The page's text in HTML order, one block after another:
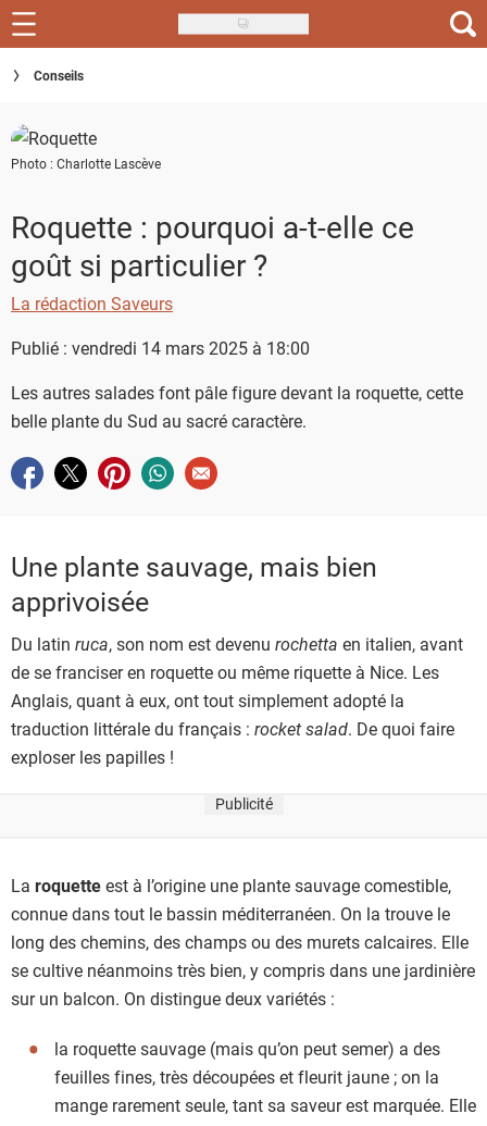
Skip
to
main
Recettes
Inspirations
Conseils
Menu de la semaine
Actus
Téléchargez l'app Saveurs Recettes
Index des recettes
Conseils
Photo : Charlotte Lascève
Roquette : pourquoi a-t-elle ce
goût si particulier ?
La rédaction Saveurs
Publié : vendredi 14 mars 2025 à 18:00
Les autres salades font pâle figure devant la roquette, cette
belle plante du Sud au sacré caractère.
Partager sur facebook
Partager sur twitter
Partager sur pinterest
Partager sur whatsapp
Envoyer à un ami
Une plante sauvage, mais bien
apprivoisée
Du latin ruca, son nom est devenu rochetta en italien, avant
de se franciser en roquette ou même riquette à Nice. Les
Anglais, quant à eux, ont tout simplement adopté la
traduction littérale du français : rocket salad. De quoi faire
exploser les papilles !
Publicité
La roquetteest à l’origine une plante sauvage comestible,
connue dans tout le bassin méditerranéen. On la trouve le
long des chemins, des champs ou des murets calcaires. Elle
se cultive néanmoins très bien, y compris dans une jardinière
sur un balcon. On distingue deux variétés :
la roquette sauvage (mais qu’on peut semer) a des
feuilles fines, très découpées et fleurit jaune ; on la
mange rarement seule, tant sa saveur est marquée. Elle